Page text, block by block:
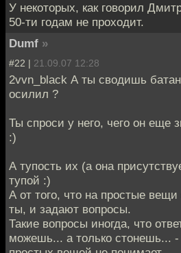
У некоторых, как говорил
50-ти годам не проходит.
Dumf »
#22 | 21.09.07 12:28
2vvn_black А ты сводишь
осилил ?
Ты спроси у него, чего он еще
:)
А тупость их (а она
тупой :)
А от того, что на простые вещи
ты, и задают вопросы.
Такие вопросы иногда, что
можешь... а только стонешь...